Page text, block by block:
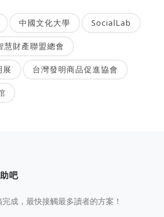
中國文化大學 SocialLab
慧財產聯盟總會
展 台灣發明商品促進協會
吧
成，最快接觸最多讀者的方案！